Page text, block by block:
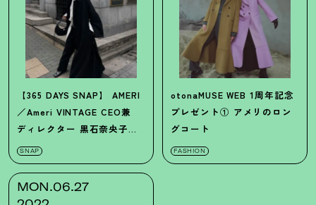
【365 DAYS SNAP】
AMERI
／Ameri VINTAGE CEO兼
ディレクター 黒石奈央子さ
んのコートスタイル
SNAP
otonaMUSE WEB 1周年記念
プレゼント① アメリのロン
グコート
FASHION
MON.06.27